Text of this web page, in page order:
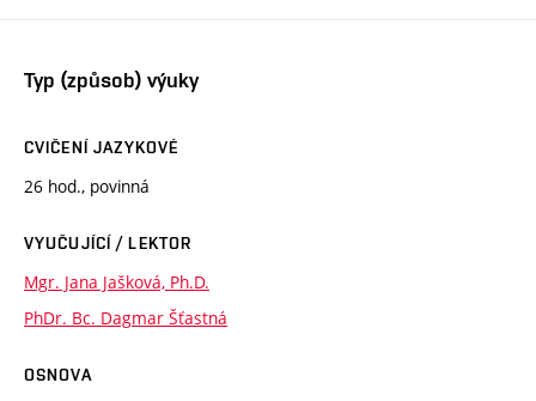
Typ (způsob) výuky
CVIČENÍ JAZYKOVÉ
26 hod., povinná
VYUČUJÍCÍ / LEKTOR
Mgr. Jana Jašková, Ph.D.
PhDr. Bc. Dagmar Šťastná
OSNOVA